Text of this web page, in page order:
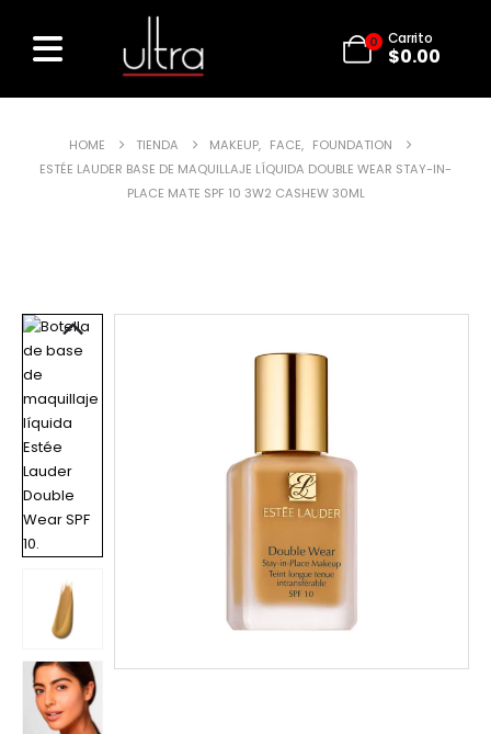
0 Carrito
$0.00
HOME TIENDA MAKEUP, FACE, FOUNDATION
ESTÉE LAUDER BASE DE MAQUILLAJE LÍQUIDA DOUBLE WEAR STAY-IN-
PLACE MATE SPF 10 3W2 CASHEW 30ML